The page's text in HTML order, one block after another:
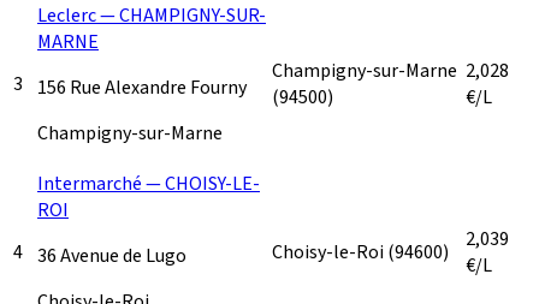
3
Leclerc — CHAMPIGNY-SUR-
MARNE
156 Rue Alexandre Fourny
Champigny-sur-Marne
Champigny-sur-Marne
(94500)
2,028
€/L
4
Intermarché — CHOISY-LE-
ROI
36 Avenue de Lugo
Choisy-le-Roi(94600)
2,039
€/L